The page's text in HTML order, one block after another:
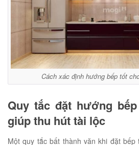
Cách xác định hướng bếp tốt
Quy tắc đặt hướng
giúp thu hút tài lộc
Một quy tắc bất thành văn khi đặt